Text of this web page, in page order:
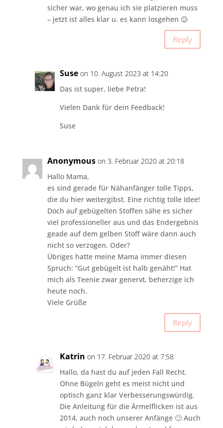
sicher war, wo genau ich sie platzieren muss
– jetzt ist alles klar u. es kann losgehen 😉
Reply
Suse on 10. August 2023 at 14:20
Das ist super, liebe Petra!
Vielen Dank für dein Feedback!
Suse
Anonymous on 3. Februar 2020 at 20:18
Hallo Mama,
es sind gerade für Nähanfänger tolle Tipps,
die du hier weitergibst. Eine richtig tolle Idee!
Doch auf gebügelten Stoffen sähe es sicher
viel professioneller aus und das Endergebnis
geade auf dem gelben Stoff wäre dann auch
nicht so verzogen. Oder?
Übriges hatte meine Mama immer diesen
Spruch: “Gut gebügelt ist halb genäht!” Hat
mich als Teenie zwar genervt, beherzige ich
heute noch.
Viele Grüße
Reply
Katrin on 17. Februar 2020 at 7:58
Hallo, da hast du auf jeden Fall Recht.
Ohne Bügeln geht es meist nicht und
optisch ganz klar Verbesserungswürdig.
Die Anleitung für die Ärmelflicken ist aus
2014, auch noch unserer Anfänge 🙂 Auch